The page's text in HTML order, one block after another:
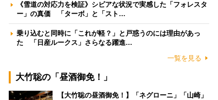
《雪道の対応力を検証》シビアな状況で実感した「フォレスタ
ー」の真価 「ターボ」と「スト…
乗り込むと同時に「これが軽？」と戸惑うのには理由があっ
た 「日産ルークス」さらなる躍進…
一覧を見る
大竹聡の「昼酒御免！」
【大竹聡の昼酒御免！】「ネグローニ」「山崎」